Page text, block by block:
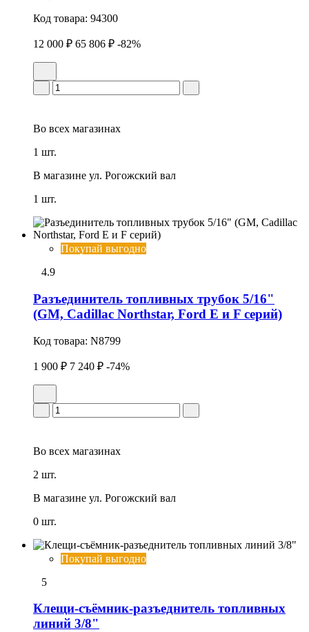
Код товара: 94300
12 000 ₽ 65 806 ₽ -82%
Во всех магазинах
1 шт.
В магазине ул. Рогожский вал
1 шт.
Покупай выгодно
4.9
Разъединитель топливных трубок 5/16"
(GM, Cadillac Northstar, Ford E и F серий)
Код товара: N8799
1 900 ₽ 7 240 ₽ -74%
Во всех магазинах
2 шт.
В магазине ул. Рогожский вал
0 шт.
Покупай выгодно
5
Клещи-съёмник-разъеднитель топливных
линий 3/8"